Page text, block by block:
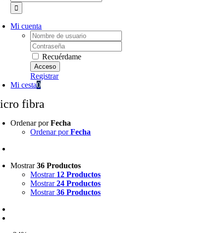
Mi cuenta
Username:
Password:
Recuérdame
Registrar
Mi cesta0
fibra
Ordenar porFecha
Ordenar porFecha
Mostrar36 Productos
Mostrar 12 Productos
Mostrar24 Productos
Mostrar36 Productos